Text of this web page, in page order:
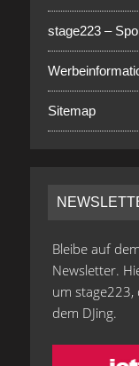
stage223 –
Sitemap
Bleibe auf
Newsletter.
um
dem DJing.